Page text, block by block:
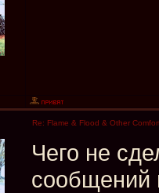
Re: Flame & Flood & Other
Чего не
сообщений